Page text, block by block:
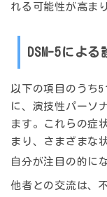
れる可能性が高ま
DSM-5による
以下の項目のうち
に、演技性パーソ
ます。これらの症
まり、さまざまな
自分が注目の的に
他者との交流は、